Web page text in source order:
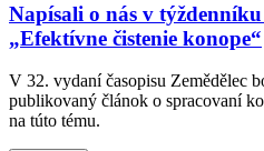
Napísali o nás v
„Efektívne čistenie konope“
V 32. vydaní časopisu Zemědělec
publikovaný článok o spracovaní
na túto tému.